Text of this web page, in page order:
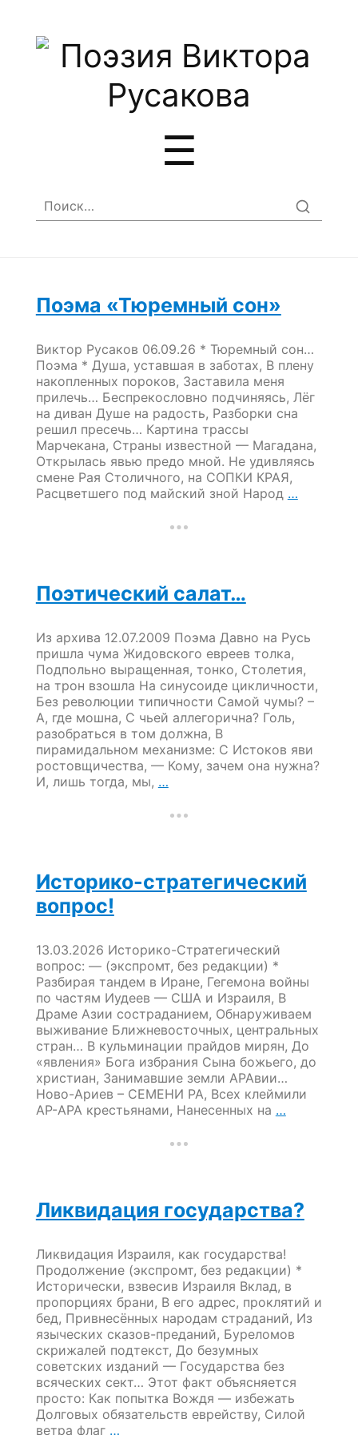
☰
Найти:
Поэма «Тюремный сон»
Виктор Русаков 06.09.26 * Тюремный сон…
Поэма * Душа, уставшая в заботах, В плену
накопленных пороков, Заставила меня
прилечь… Беспрекословно подчиняясь, Лёг
на диван Душе на радость, Разборки сна
решил пресечь… Картина трассы
Марчекана, Страны известной — Магадана,
Открылась явью предо мной. Не удивляясь
смене Рая Столичного, на СОПКИ КРАЯ,
Расцветшего под майский зной Народ …Поэма
Поэтический салат…
Из архива 12.07.2009 Поэма Давно на Русь
пришла чума Жидовского евреев толка,
Подпольно выращенная, тонко, Столетия,
на трон взошла На синусоиде цикличности,
Без революции типичности Самой чумы? –
А, где мошна, С чьей аллегорична? Голь,
разобраться в том должна, В
пирамидальном механизме: С Истоков яви
ростовщичества, — Кому, зачем она нужна?
И, лишь тогда, мы, …Поэтический
Историко-стратегический
вопрос!
13.03.2026 Историко-Стратегический
вопрос: — (экспромт, без редакции) *
Разбирая тандем в Иране, Гегемона войны
по частям Иудеев — США и Израиля, В
Драме Азии состраданием, Обнаруживаем
выживание Ближневосточных, центральных
стран… В кульминации прайдов мирян, До
«явления» Бога избрания Сына божьего, до
христиан, Занимавшие земли АРАвии…
Ново-Ариев – СЕМЕНИ РА, Всех клеймили
АР-АРА крестьянами, Нанесенных на …Историко-
Ликвидация государства?
Ликвидация Израиля, как государства!
Продолжение (экспромт, без редакции) *
Исторически, взвесив Израиля Вклад, в
пропорциях брани, В его адрес, проклятий и
бед, Привнесённых народам страданий, Из
языческих сказов-преданий, Буреломов
скрижалей подтекст, До безумных
советских изданий — Государства без
всяческих сект… Этот факт объясняется
просто: Как попытка Вождя — избежать
Долговых обязательств еврейству, Силой
ветра флаг …Ликвидация